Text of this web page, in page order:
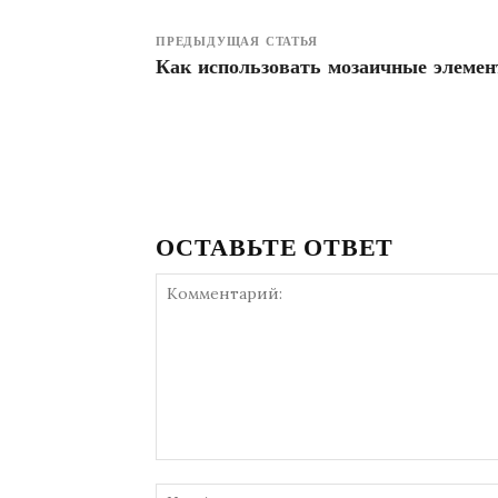
ПРЕДЫДУЩАЯ СТАТЬЯ
Как использовать мозаичные
ОСТАВЬТЕ ОТВЕТ